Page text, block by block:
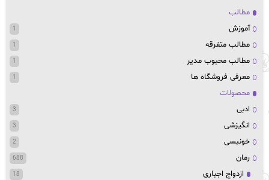
مطالب
آموزش
1
مطالب متفرقه 1
مطالب محبوب مدیر 1
معرفی فروشگاه ها 1
محصولات
ادبی
3
انگیزشی 3
خونبسی 2
رمان 688
ازدواج اجباری 18